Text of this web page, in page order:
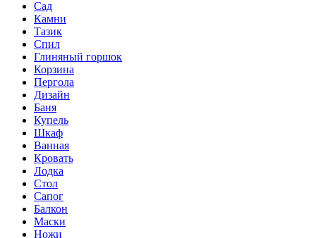
Сад
Камни
Тазик
Спил
Глиняный горшок
Корзина
Пергола
Дизайн
Баня
Купель
Шкаф
Ванная
Кровать
Лодка
Стол
Сапог
Балкон
Маски
Ножи